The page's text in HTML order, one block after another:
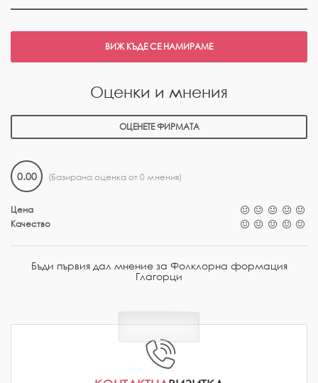
Оценки и мнения
ОЦЕНЕТЕ ФИРМАТА
0.00 (Базирана оценка от 0 мнения)
Цена
Качество
Бъди първия дал мнение за Фолклорна формация
Глагорци